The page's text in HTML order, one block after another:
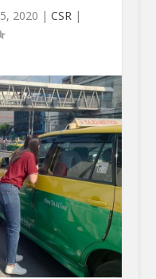
2020 | CSR|